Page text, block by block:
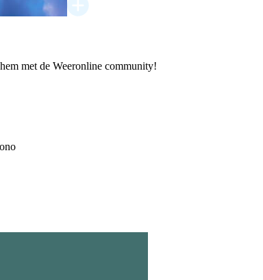
met de Weeronline community!